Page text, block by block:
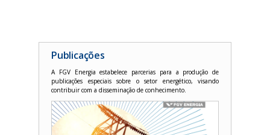
A GEOPOLÍTICA DO URÂNIO: PODER,
SOBERANIA E A NOVA ORDEM ENERGÉTICA
MUNDIAL
Data:06/02/2026
Publicações
A FGV Energia estabelece parcerias para a produção de
publicações especiais sobre o setor energético, visando
contribuir com a disseminação de conhecimento.